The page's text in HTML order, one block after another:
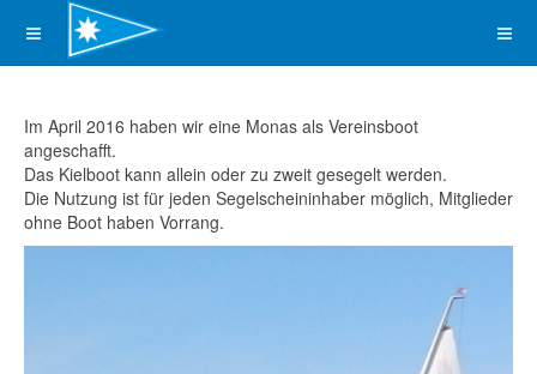
Im April 2016 haben wir eine Monas als Vereinsboot
angeschafft.
Das Kielboot kann allein oder zu zweit gesegelt werden.
Die Nutzung ist für jeden Segelscheininhaber möglich, Mitglieder
ohne Boot haben Vorrang.